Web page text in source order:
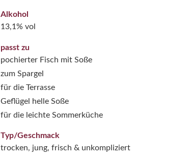
Alkohol
13,1% vol
passt zu
pochierter Fisch mit Soße
zum Spargel
für die Terrasse
Geflügel helle Soße
für die leichte Sommerküche
Typ/Geschmack
trocken, jung, frisch & unkompliziert